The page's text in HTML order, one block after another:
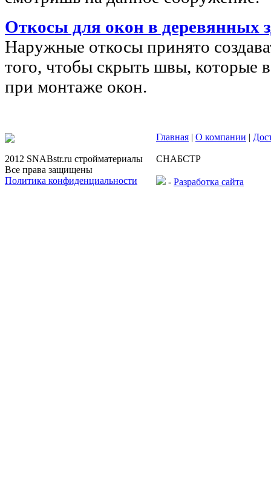
Откосы для окон в деревянных
Наружные откосы принято
того, чтобы скрыть швы, которые
при монтаже окон.
2012 SNABstr.ru стройматериалы
Все права защищены
Политика конфиденциальности
Главная | О компании |
СНАБСТР
- Разработка сайта